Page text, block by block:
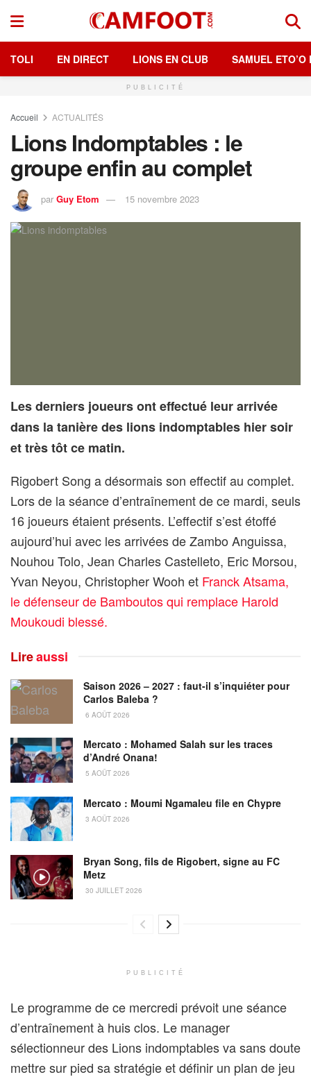
TOLI EN DIRECT LIONS EN CLUB SAMUEL ETO’O
PUBLICITÉ
Accueil ACTUALITÉS
Lions Indomptables : le
groupe enfin au complet
par Guy Etom 15 novembre 2023
Les derniers joueurs ont effectué leur arrivée
dans la tanière des lions indomptables hier soir
et très tôt ce matin.
Rigobert Song a désormais son effectif au complet.
Lors de la séance d’entraînement de ce mardi, seuls
16 joueurs étaient présents. L’effectif s’est étoffé
aujourd’hui avec les arrivées de Zambo Anguissa,
Nouhou Tolo, Jean Charles Castelleto, Eric Morsou,
Yvan Neyou, Christopher Wooh et Franck Atsama,
le défenseur de Bamboutos qui remplace Harold
Moukoudi blessé.
Lireaussi
Saison 2026 – 2027 : faut-il s’inquiéter pour
Carlos Baleba ?
6 AOÛT 2026
Mercato : Mohamed Salah sur les traces
d’André Onana!
5 AOÛT 2026
Mercato : Moumi Ngamaleu file en Chypre
3 AOÛT 2026
Bryan Song, fils de Rigobert, signe au FC
Metz
30 JUILLET 2026
PUBLICITÉ
Le programme de ce mercredi prévoit une séance
d’entraînement à huis clos. Le manager
sélectionneur des Lions indomptables va sans doute
mettre sur pied sa stratégie et définir un plan de jeu